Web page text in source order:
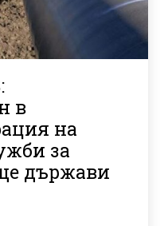
в
на
за
държави